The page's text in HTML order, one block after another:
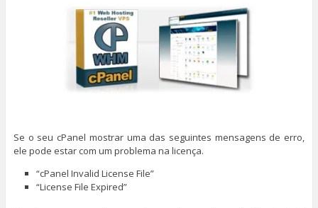
Se o seu cPanel mostrar uma das seguintes mensagens de erro,
ele pode estar com um problema na licença.
“cPanel Invalid License File”
“License File Expired”